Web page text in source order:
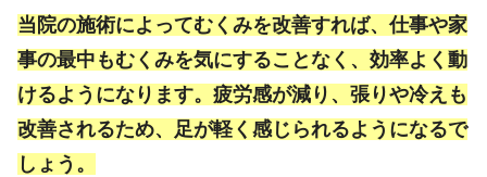
当院の施術によってむくみを改善すれば、仕事や家
事の最中もむくみを気にすることなく、効率よく動
けるようになります。疲労感が減り、張りや冷えも
改善されるため、足が軽く感じられるようになるで
しょう。